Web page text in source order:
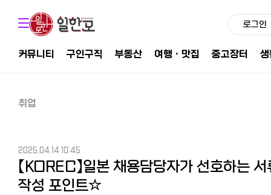
로그인
커뮤니티 구인구직 부동산 여행ㆍ맛집 중고장터
취업
2025.04.14 10:45
【KOREC】일본 채용담당자가 선호하는 서
작성 포인트☆